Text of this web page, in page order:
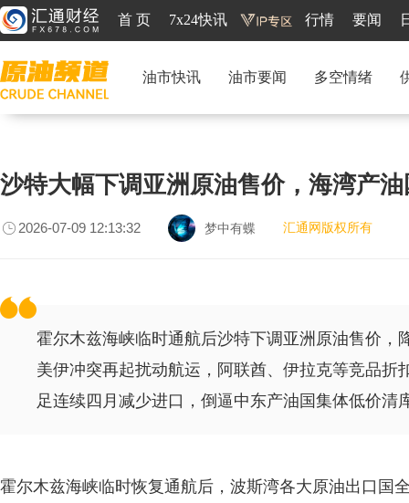
首 页 7x24快讯 行情 要闻
油市快讯 油市要闻 多空情绪
沙特大幅下调亚洲原油售价，海湾产
2026-07-09 12:13:32 梦中有蝶 汇通网版权所有
霍尔木兹海峡临时通航后沙特下调亚洲原油售价
美伊冲突再起扰动航运，阿联酋、伊拉克等竞品
足连续四月减少进口，倒逼中东产油国集体低价清
霍尔木兹海峡临时恢复通航后，波斯湾各大原油出口国